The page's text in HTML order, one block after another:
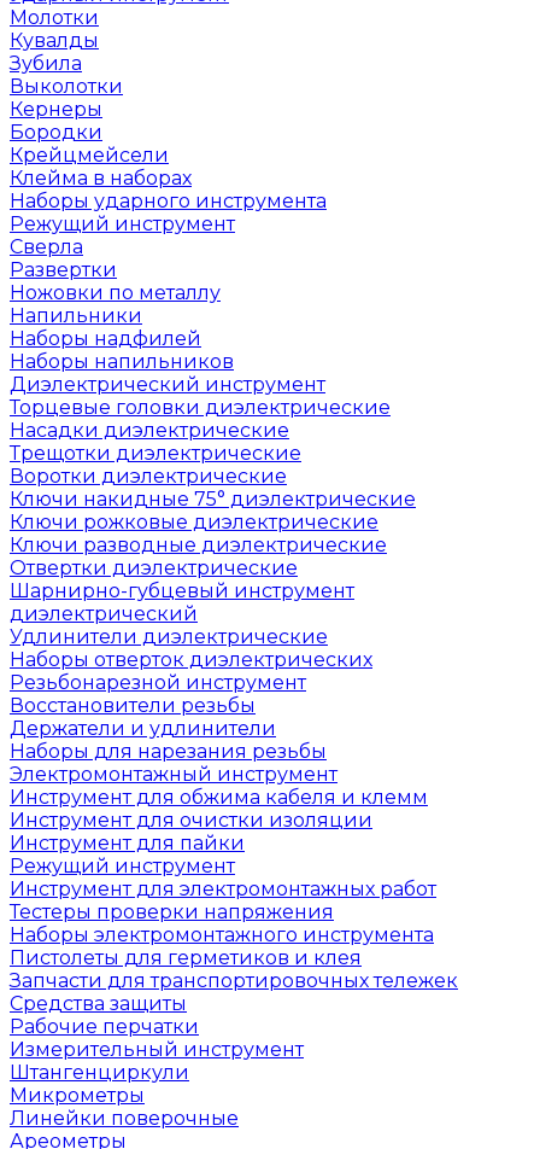
Молотки
Кувалды
Зубила
Выколотки
Кернеры
Бородки
Крейцмейсели
Клейма в наборах
Наборы ударного инструмента
Режущий инструмент
Сверла
Развертки
Ножовки по металлу
Напильники
Наборы надфилей
Наборы напильников
Диэлектрический инструмент
Торцевые головки диэлектрические
Насадки диэлектрические
Трещотки диэлектрические
Воротки диэлектрические
Ключи накидные 75° диэлектрические
Ключи рожковые диэлектрические
Ключи разводные диэлектрические
Отвертки диэлектрические
Шарнирно-губцевый инструмент
диэлектрический
Удлинители диэлектрические
Наборы отверток диэлектрических
Резьбонарезной инструмент
Восстановители резьбы
Держатели и удлинители
Наборы для нарезания резьбы
Электромонтажный инструмент
Инструмент для обжима кабеля и клемм
Инструмент для очистки изоляции
Инструмент для пайки
Режущий инструмент
Инструмент для электромонтажных работ
Тестеры проверки напряжения
Наборы электромонтажного инструмента
Пистолеты для герметиков и клея
Запчасти для транспортировочных тележек
Средства защиты
Рабочие перчатки
Измерительный инструмент
Штангенциркули
Микрометры
Линейки поверочные
Ареометры